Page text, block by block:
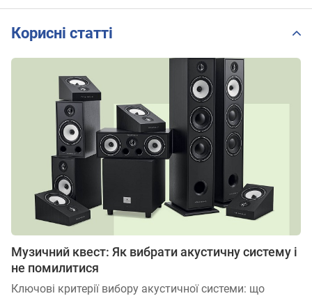
Корисні статті
Музичний квест: Як вибрати акустичну систему і
не помилитися
Ключові критерії вибору акустичної системи: що